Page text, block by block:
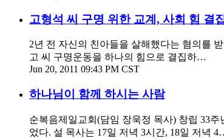
고형석 씨 구명 위한 교계, 사회 힘 결
2년 전 자신의 친아들을 살해했다는 혐의를
고 씨 구명운동을 하나의 힘으로 결집하…
Jun 20, 2011 09:43 PM CST
하나님이 함께 하시는 사람
순복음제일교회(담임 장욱정 목사) 창립 33
었다. 설 목사는 17일 저녁 3시간, 18일 저녁